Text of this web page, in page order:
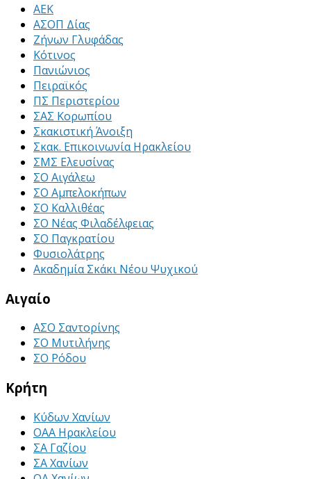
ΑΕΚ
ΑΣΟΠ Δίας
Ζήνων Γλυφάδας
Κότινος
Πανιώνιος
Πειραϊκός
ΠΣ Περιστερίου
ΣΑΣ Κορωπίου
Σκακιστική Άνοιξη
Σκακ. Επικοινωνία Ηρακλείου
ΣΜΣ Ελευσίνας
ΣΟ Αιγάλεω
ΣΟ Αμπελοκήπων
ΣΟ Καλλιθέας
ΣΟ Νέας Φιλαδέλφειας
ΣΟ Παγκρατίου
Φυσιολάτρης
Ακαδημία Σκάκι Νέου Ψυχικού
Αιγαίο
ΑΣΟ Σαντορίνης
ΣΟ Μυτιλήνης
ΣΟ Ρόδου
Κρήτη
Κύδων Χανίων
ΟΑΑ Ηρακλείου
ΣΑ Γαζίου
ΣΑ Χανίων